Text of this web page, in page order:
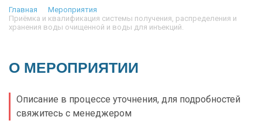
Главная
Мероприятия
Приёмка и квалификация системы получения, распределения и
хранения воды очищенной и воды для инъекций.
О МЕРОПРИЯТИИ
Описание в процессе уточнения, для подробностей
свяжитесь с менеджером